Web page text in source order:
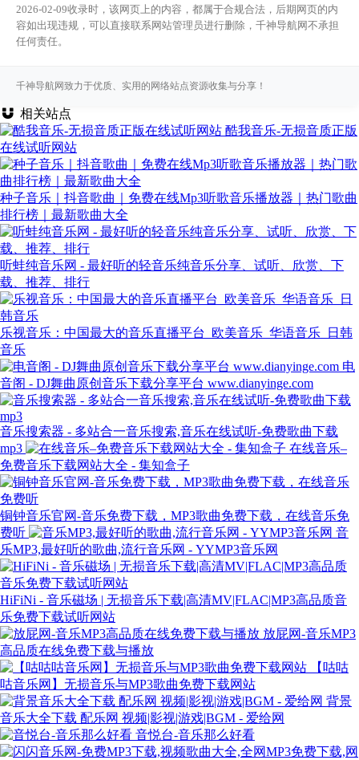
2026-02-09收录时，该网页上的内容，都属于合规合法，后期网页的内
容如出现违规，可以直接联系网站管理员进行删除，千神导航网不承担
任何责任。
千神导航网致力于优质、实用的网络站点资源收集与分享！
相关站点
酷我音乐-无损音质正版
在线试听网站
种子音乐｜抖音歌曲｜免费在线Mp3听歌音乐播放器｜热门歌曲
排行榜｜最新歌曲大全
听蛙纯音乐网 - 最好听的轻音乐纯音乐分享、试听、欣赏、下
载、推荐、排行
乐视音乐：中国最大的音乐直播平台_欧美音乐_华语音乐_日韩
音乐
电
音阁 - DJ舞曲原创音乐下载分享平台 www.dianyinge.com
音乐搜索器 - 多站合一音乐搜索,音乐在线试听-免费歌曲下载
mp3
在线音乐–
免费音乐下载网站大全 - 集知盒子
铜钟音乐官网-音乐免费下载，MP3歌曲免费下载，在线音乐免
费听
音
乐MP3,最好听的歌曲,流行音乐网 - YYMP3音乐网
HiFiNi - 音乐磁场 | 无损音乐下载|高清MV|FLAC|MP3高品质音
乐免费下载试听网站
放屁网-音乐MP3
高品质在线免费下载与播放
【咕咕
咕音乐网】无损音乐与MP3歌曲免费下载网站
背景
音乐大全下载 配乐网 视频|影视|游戏|BGM - 爱给网
音悦台-音乐那么好看